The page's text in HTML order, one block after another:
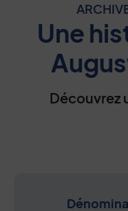
Une
Découvrez